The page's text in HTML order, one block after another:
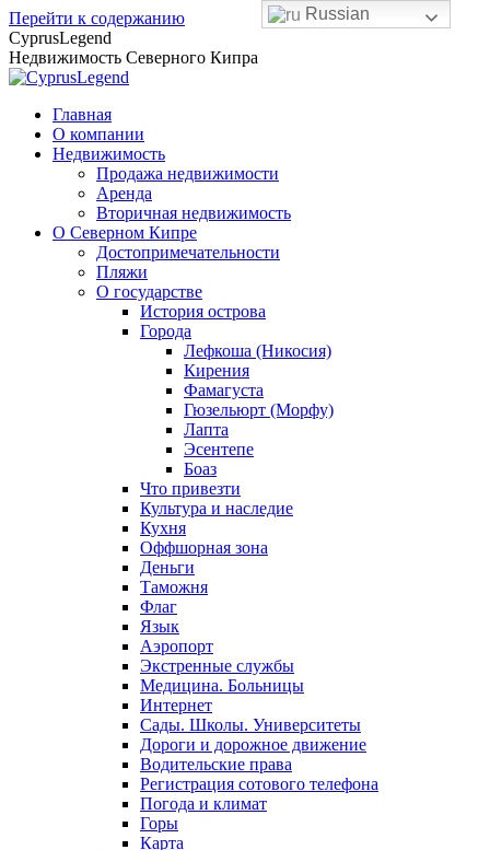
Перейти к содержанию
CyprusLegend
Недвижимость Северного Кипра
Главная
О компании
Недвижимость
Продажа недвижимости
Аренда
Вторичная недвижимость
О Северном Кипре
Достопримечательности
Пляжи
О государстве
История острова
Города
Лефкоша (Никосия)
Кирения
Фамагуста
Гюзельюрт (Морфу)
Лапта
Эсентепе
Боаз
Что привезти
Культура и наследие
Кухня
Оффшорная зона
Деньги
Таможня
Флаг
Язык
Аэропорт
Экстренные службы
Медицина. Больницы
Интернет
Сады. Школы. Университеты
Дороги и дорожное движение
Водительские права
Регистрация сотового телефона
Погода и климат
Горы
Карта
Russian